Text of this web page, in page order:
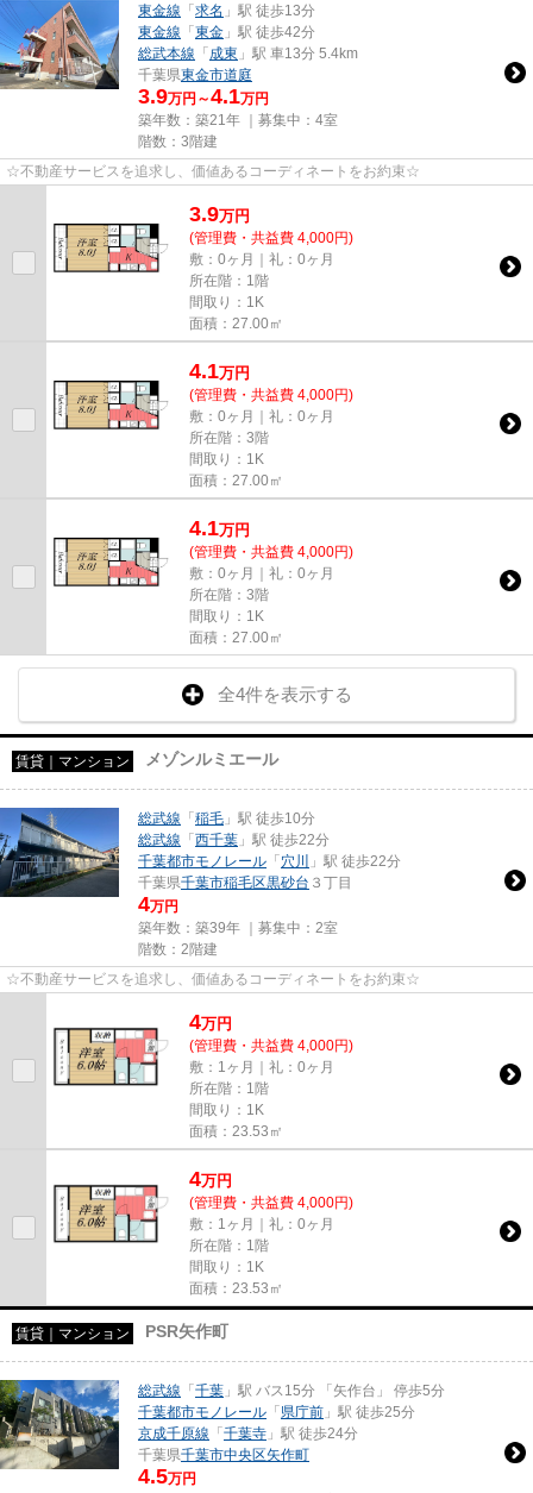
東金線 「求名 」駅 徒歩13分
東金線 「東金 」駅 徒歩42分
総武本線 「成東 」駅 車13分 5.4km
千葉県東金市道庭
3.9万円～4.1万円
築年数：築21年 ｜募集中： 4室
階数：3階建
☆不動産サービスを追求し、価値あるコーディネートをお約束☆
3.9万円
(管理費・共益費 4,000円)
敷：0ヶ月｜礼：0ヶ月
所在階：1階
間取り：1K
面積：27.00㎡
4.1万円
(管理費・共益費 4,000円)
敷：0ヶ月｜礼：0ヶ月
所在階：3階
間取り：1K
面積：27.00㎡
4.1万円
(管理費・共益費 4,000円)
敷：0ヶ月｜礼：0ヶ月
所在階：3階
間取り：1K
面積：27.00㎡
全4件を表示する
賃貸｜マンション メゾンルミエール
総武線 「稲毛 」駅 徒歩10分
総武線 「西千葉 」駅 徒歩22分
千葉都市モノレール 「穴川
」駅 徒歩22分
千葉県千葉市稲毛区黒砂台 ３丁目
4万円
築年数：築39年 ｜募集中： 2室
階数：2階建
☆不動産サービスを追求し、価値あるコーディネートをお約束☆
4万円
(管理費・共益費 4,000円)
敷：1ヶ月｜礼：0ヶ月
所在階：1階
間取り：1K
面積：23.53㎡
4万円
(管理費・共益費 4,000円)
敷：1ヶ月｜礼：0ヶ月
所在階：1階
間取り：1K
面積：23.53㎡
賃貸｜マンション PSR矢作町
総武線 「千葉 」駅 バス15分 「矢作台」 停歩5分
千葉都市モノレール 「県庁前 」駅 徒歩25分
京成千原線 「千葉寺 」駅 徒歩24分
千葉県千葉市中央区矢作町
4.5万円